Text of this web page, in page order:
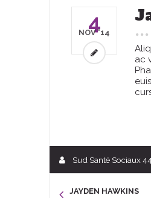
4
NOV '14
ac
Sud Santé Sociaux
JAYDEN HAWKINS